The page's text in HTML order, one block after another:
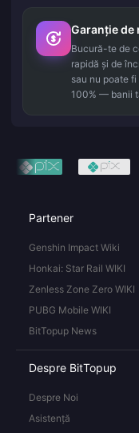
Garanție de
Bucură-te de
rapidă și de
sau nu poate
100% — banii
Partener
Genshin Impact Wiki
Honkai: Star Rail WIKI
Zenless Zone Zero WIKI
PUBG Mobile WIKI
BitTopup News
Despre BitTopup
Despre Noi
Asistență